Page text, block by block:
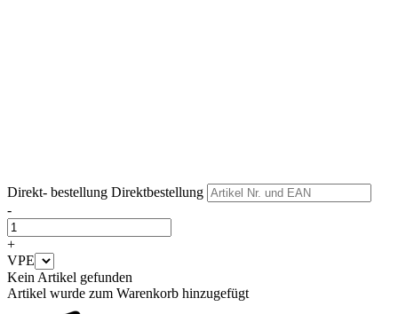
Direkt- bestellung Direktbestellung
-
+
VPE
Kein Artikel gefunden
Artikel wurde zum Warenkorb hinzugefügt